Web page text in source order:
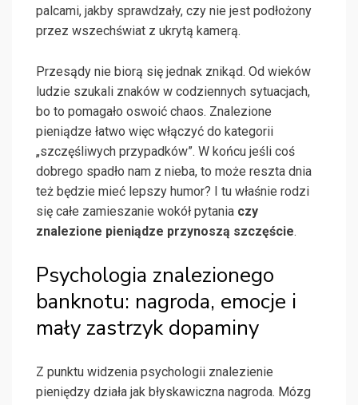
palcami, jakby sprawdzały, czy nie jest podłożony
przez wszechświat z ukrytą kamerą.
Przesądy nie biorą się jednak znikąd. Od wieków
ludzie szukali znaków w codziennych sytuacjach,
bo to pomagało oswoić chaos. Znalezione
pieniądze łatwo więc włączyć do kategorii
„szczęśliwych przypadków”. W końcu jeśli coś
dobrego spadło nam z nieba, to może reszta dnia
też będzie mieć lepszy humor? I tu właśnie rodzi
się całe zamieszanie wokół pytania czy
znalezione pieniądze przynoszą szczęście.
Psychologia znalezionego
banknotu: nagroda, emocje i
mały zastrzyk dopaminy
Z punktu widzenia psychologii znalezienie
pieniędzy działa jak błyskawiczna nagroda. Mózg